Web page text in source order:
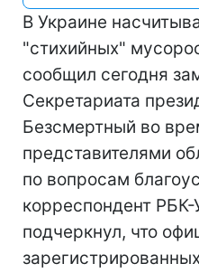
В Украине
"стихийных"
сообщил сегодня
Секретариата
Безсмертный во
представителями
по вопросам
корреспондент
подчеркнул, что